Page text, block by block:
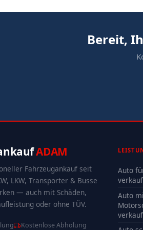
Bereit,
ADAM
Fahrzeugankauf seit
LKW, Transporter & Busse
— auch mit Schäden,
oder ohne TÜV.
Kostenlose Abholung
Auto
Auto